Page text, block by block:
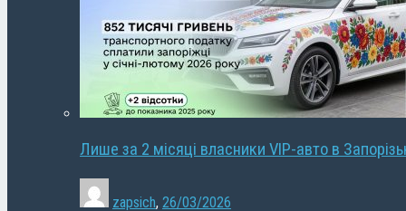
Лише за 2 місяці власники VIP-авто в
zapsich, 26/03/2026